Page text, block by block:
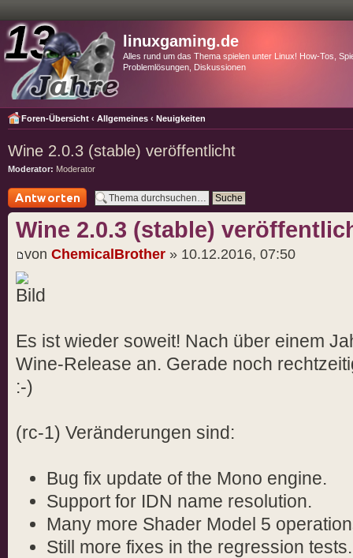
linuxgaming.de
Alles rund um das Thema spielen unter Linux! How-Tos,
Problemlösungen, Diskussionen
Foren-Übersicht ‹ Allgemeines ‹ Neuigkeiten
Wine 2.0.3 (stable) veröffentlicht
Moderator: Moderator
Antwort schreiben
Wine 2.0.3 (stable)
von ChemicalBrother » 10.12.2016, 07:50
Es ist wieder soweit! Nach über einem
Wine-Release an. Gerade noch
:-)
(rc-1) Veränderungen sind:
Bug fix update of the Mono engine.
Support for IDN name resolution.
Many more Shader Model 5
Still more fixes in the regression tests.